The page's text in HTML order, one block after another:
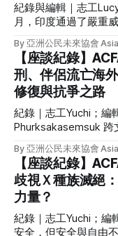
紀錄與編輯｜志工Lucy 講者｜桑塔·庫賴 Santa Khurai 今
月，印度通過了嚴重
（權利保障）修正法
更是首當其衝。我們
（Manipur）原住民
Khurai）來台分享她
錄》和紀錄短片《圓臉嘟嘟》。 Santa
爾努批·曼比協會」秘
議與策略性訴訟上，有極豐富的
僅如此，她有多重的
（Nupi Maanbi，曼
By 亞洲公民未來協會
【座談紀錄】
刑、伴侶流亡海
修復與抗爭之路
紀錄｜志工Yuchi；編輯｜志工Lucy
Phurksakasemsuk 跨
Foundation）執行長 因創辦獨立雜誌而被逮捕判刑、因發表政
治異議或參與抗爭而
悉的白色恐怖歷史，卻是泰
運人士二代、政治受
來台，和我們講述他
治暴力，分享她如何
現在是泰國人權組織
By 亞洲公民未來協會
【座談紀錄】
歧視Ｘ種族滅絕
力量？
紀錄｜志工Yuchi；編輯｜志工Lucy
安全，但安全與自由